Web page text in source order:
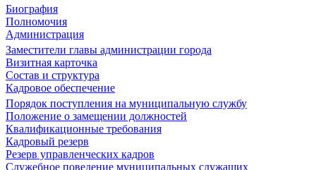
Биография
Полномочия
Администрация
Заместители главы администрации города
Визитная карточка
Состав и структура
Кадровое обеспечение
Порядок поступления на муниципальную службу
Положение о замещении должностей
Квалификационные требования
Кадровый резерв
Резерв управленческих кадров
Служебное поведение муниципальных служащих